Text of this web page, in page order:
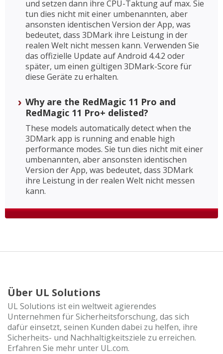
und setzen dann ihre CPU-Taktung auf max. Sie
tun dies nicht mit einer umbenannten, aber
ansonsten identischen Version der App, was
bedeutet, dass 3DMark ihre Leistung in der
realen Welt nicht messen kann. Verwenden Sie
das offizielle Update auf Android 4.4.2 oder
später, um einen gültigen 3DMark-Score für
diese Geräte zu erhalten.
Why are the RedMagic 11 Pro and
RedMagic 11 Pro+ delisted?
These models automatically detect when the
3DMark app is running and enable high
performance modes. Sie tun dies nicht mit einer
umbenannten, aber ansonsten identischen
Version der App, was bedeutet, dass 3DMark
ihre Leistung in der realen Welt nicht messen
kann.
Über UL Solutions
UL Solutions ist ein weltweit agierendes
Unternehmen für Sicherheitsforschung, das sich
dafür einsetzt, seinen Kunden dabei zu helfen, ihre
Sicherheits- und Nachhaltigkeitsziele zu erreichen.
Erfahren Sie mehr unter UL.com.